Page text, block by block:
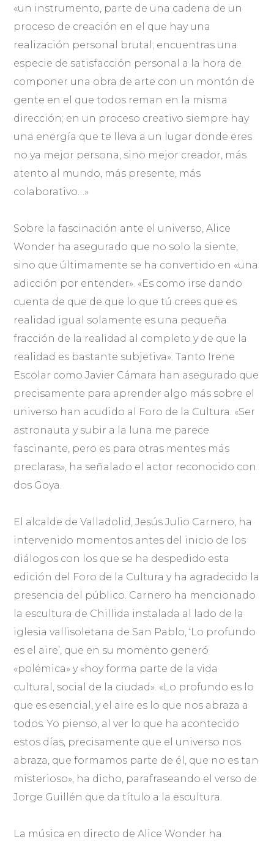
«un instrumento, parte de una cadena de un
proceso de creación en el que hay una
realización personal brutal; encuentras una
especie de satisfacción personal a la hora de
componer una obra de arte con un montón de
gente en el que todos reman en la misma
dirección; en un proceso creativo siempre hay
una energía que te lleva a un lugar donde eres
no ya mejor persona, sino mejor creador, más
atento al mundo, más presente, más
colaborativo…»
Sobre la fascinación ante el universo, Alice
Wonder ha asegurado que no solo la siente,
sino que últimamente se ha convertido en «una
adicción por entender». «Es como irse dando
cuenta de que de que lo que tú crees que es
realidad igual solamente es una pequeña
fracción de la realidad al completo y de que la
realidad es bastante subjetiva». Tanto Irene
Escolar como Javier Cámara han asegurado que
precisamente para aprender algo más sobre el
universo han acudido al Foro de la Cultura. «Ser
astronauta y subir a la luna me parece
fascinante, pero es para otras mentes más
preclaras», ha señalado el actor reconocido con
dos Goya.
El alcalde de Valladolid, Jesús Julio Carnero, ha
intervenido momentos antes del inicio de los
diálogos con los que se ha despedido esta
edición del Foro de la Cultura y ha agradecido la
presencia del público. Carnero ha mencionado
la escultura de Chillida instalada al lado de la
iglesia vallisoletana de San Pablo, ‘Lo profundo
es el aire’, que en su momento generó
«polémica» y «hoy forma parte de la vida
cultural, social de la ciudad». «Lo profundo es lo
que es esencial, y el aire es lo que nos abraza a
todos. Yo pienso, al ver lo que ha acontecido
estos días, precisamente que el universo nos
abraza, que formamos parte de él, que no es tan
misterioso», ha dicho, parafraseando el verso de
Jorge Guillén que da título a la escultura.
La música en directo de Alice Wonder ha